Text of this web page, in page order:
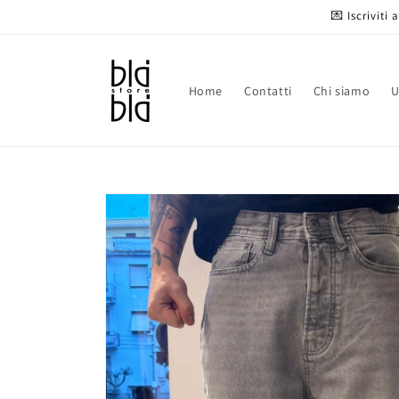
💌 Iscriviti
Home Contatti Chi siamo
Passa alle
informazioni
sul prodotto